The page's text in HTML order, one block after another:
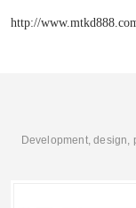
http://
Development, design,